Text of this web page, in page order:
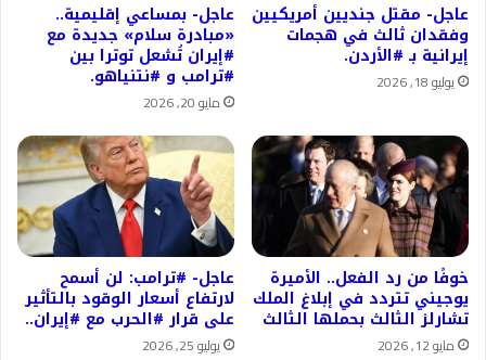
عاجل- مقتل جنديين أمريكيين
وفقدان ثالث في هجمات
إيرانية بـ #الأردن.
يوليو 18, 2026
عاجل- بمساعي إقليمية..
«مبادرة سلام» جديدة مع
#إيران تُشعل توترا بين
#ترامب و #نتنياهو.
مايو 20, 2026
خوفًا من رد الفعل.. الأميرة
يوجيني تتردد في إبلاغ الملك
تشارلز الثالث بحملها الثالث
مايو 12, 2026
عاجل- #ترامب: لن أسمح
لارتفاع أسعار الوقود بالتأثير
على قرار #الحرب مع #إيران..
يوليو 25, 2026